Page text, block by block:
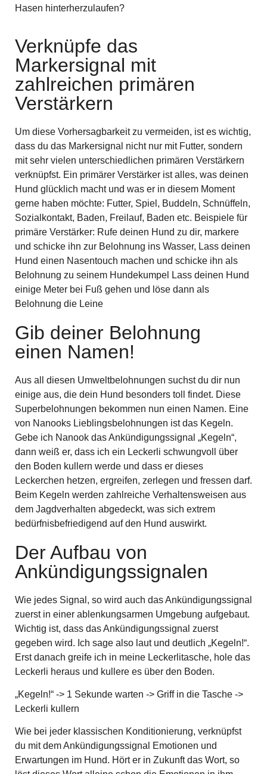
Hasen hinterherzulaufen?
Verknüpfe das
Markersignal mit
zahlreichen primären
Verstärkern
Um diese Vorhersagbarkeit zu vermeiden, ist es wichtig,
dass du das Markersignal nicht nur mit Futter, sondern
mit sehr vielen unterschiedlichen primären Verstärkern
verknüpfst. Ein primärer Verstärker ist alles, was deinen
Hund glücklich macht und was er in diesem Moment
gerne haben möchte: Futter, Spiel, Buddeln, Schnüffeln,
Sozialkontakt, Baden, Freilauf, Baden etc. Beispiele für
primäre Verstärker: Rufe deinen Hund zu dir, markere
und schicke ihn zur Belohnung ins Wasser, Lass deinen
Hund einen Nasentouch machen und schicke ihn als
Belohnung zu seinem Hundekumpel Lass deinen Hund
einige Meter bei Fuß gehen und löse dann als
Belohnung die Leine
Gib deiner Belohnung
einen Namen!
Aus all diesen Umweltbelohnungen suchst du dir nun
einige aus, die dein Hund besonders toll findet. Diese
Superbelohnungen bekommen nun einen Namen. Eine
von Nanooks Lieblingsbelohnungen ist das Kegeln.
Gebe ich Nanook das Ankündigungssignal „Kegeln“,
dann weiß er, dass ich ein Leckerli schwungvoll über
den Boden kullern werde und dass er dieses
Leckerchen hetzen, ergreifen, zerlegen und fressen darf.
Beim Kegeln werden zahlreiche Verhaltensweisen aus
dem Jagdverhalten abgedeckt, was sich extrem
bedürfnisbefriedigend auf den Hund auswirkt.
Der Aufbau von
Ankündigungssignalen
Wie jedes Signal, so wird auch das Ankündigungssignal
zuerst in einer ablenkungsarmen Umgebung aufgebaut.
Wichtig ist, dass das Ankündigungssignal zuerst
gegeben wird. Ich sage also laut und deutlich „Kegeln!“.
Erst danach greife ich in meine Leckerlitasche, hole das
Leckerli heraus und kullere es über den Boden.
„Kegeln!“ -> 1 Sekunde warten -> Griff in die Tasche ->
Leckerli kullern
Wie bei jeder klassischen Konditionierung, verknüpfst
du mit dem Ankündigungssignal Emotionen und
Erwartungen im Hund. Hört er in Zukunft das Wort, so